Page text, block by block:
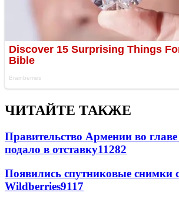
ЧИТАЙТЕ ТАКЖЕ
Правительство Армении во
подало в отставку11282
Появились спутниковые снимки
Wildberries9117